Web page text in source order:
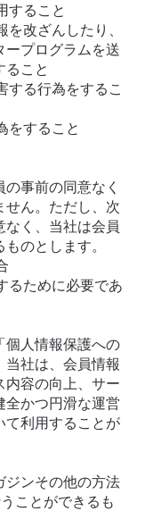
すること
改ざんしたり、
ープログラムを送
ること
する行為をするこ
をすること
事前の同意なく
せん。ただし、次
く、当社は会員
のとします。
るために必要であ
個人情報保護への
社は、会員情報
内容の向上、サー
全かつ円滑な運営
て利用することが
ジンその他の方法
ことができるも